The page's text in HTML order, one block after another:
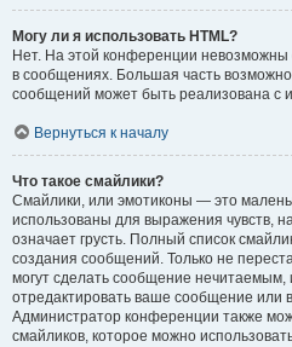
Могу ли я использовать HTML?
Нет. На этой конференции невозможны
в сообщениях. Большая часть
сообщений может быть реализована с
Вернуться к началу
Что такое смайлики?
Смайлики, или эмотиконы — это
использованы для выражения чувств,
означает грусть. Полный список
создания сообщений. Только не
могут сделать сообщение
отредактировать ваше сообщение или
Администратор конференции также
смайликов, которое можно